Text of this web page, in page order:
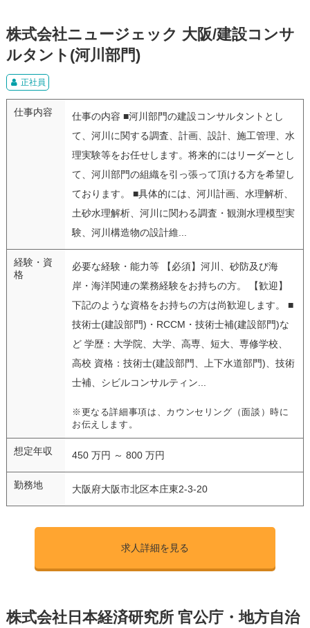
株式会社ニュージェック 大阪/建設コンサ
ルタント(河川部門)
正社員
仕事内容
仕事の内容 ■河川部門の建設コンサルタントとし
て、河川に関する調査、計画、設計、施工管理、水
理実験等をお任せします。将来的にはリーダーとし
て、河川部門の組織を引っ張って頂ける方を希望し
ております。 ■具体的には、河川計画、水理解析、
土砂水理解析、河川に関わる調査・観測水理模型実
験、河川構造物の設計維...
経験・資
格
必要な経験・能力等 【必須】河川、砂防及び海
岸・海洋関連の業務経験をお持ちの方。 【歓迎】
下記のような資格をお持ちの方は尚歓迎します。 ■
技術士(建設部門)・RCCM・技術士補(建設部門)な
ど 学歴：大学院、大学、高専、短大、専修学校、
高校 資格：技術士(建設部門、上下水道部門)、技術
士補、シビルコンサルティン...
※更なる詳細事項は、カウンセリング（面談）時に
お伝えします。
想定年収 450 万円 ～ 800 万円
勤務地 大阪府大阪市北区本庄東2-3-20
求人詳細を見る
株式会社日本経済研究所 官公庁・地方自治